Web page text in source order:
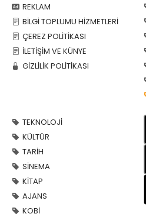
REKLAM
BİLGİ TOPLUMU HİZMETLERİ
ÇEREZ POLİTİKASI
İLETİŞİM VE KÜNYE
GİZLİLİK POLİTİKASI
TEKNOLOJİ
KÜLTÜR
TARİH
SİNEMA
KİTAP
AJANS
KOBİ